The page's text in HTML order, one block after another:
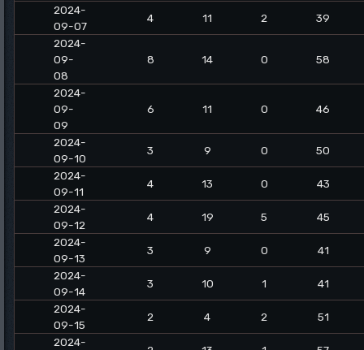
2024-
09-07
4 11 2
39
2024-
09-
08
8 14 0 58
2024-
09-
09
6 11 0 46
2024-
09-10
3 9 0
50
2024-
09-11
4 13 0
43
2024-
09-12
4 19 5
45
2024-
09-13
3 9 0
41
2024-
09-14
3 10 1
41
2024-
09-15
2 4 2
51
2024-